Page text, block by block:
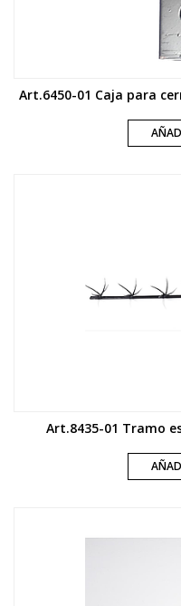
Art.6450-01 Caja para
Art.8435-01 Tramo